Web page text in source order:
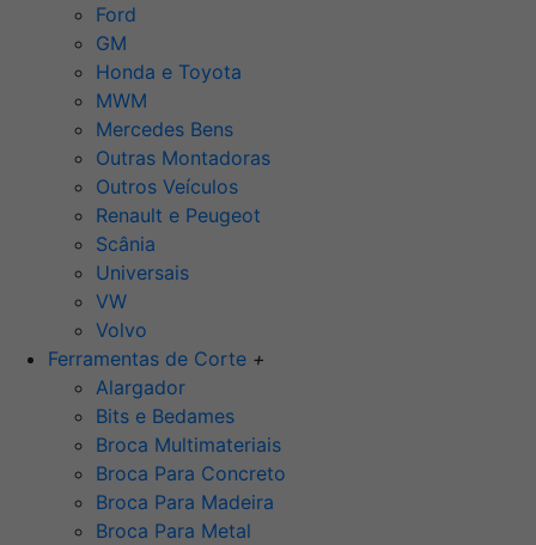
Ford
GM
Honda e Toyota
MWM
Mercedes Bens
Outras Montadoras
Outros Veículos
Renault e Peugeot
Scânia
Universais
VW
Volvo
Ferramentas de Corte +
Alargador
Bits e Bedames
Broca Multimateriais
Broca Para Concreto
Broca Para Madeira
Broca Para Metal